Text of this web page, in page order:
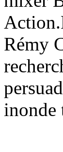
Rémy
inonde